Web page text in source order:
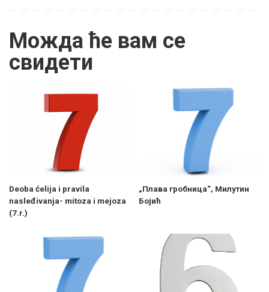
Можда ће вам се
свидети
Deoba ćelija i pravila
nasleđivanja- mitoza i mejoza
(7.r.)
„Плава гробница“, Милутин
Бојић